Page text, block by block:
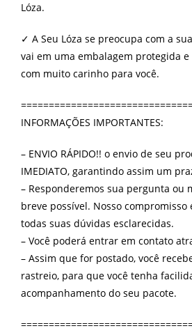
Lóza.
✓ A Seu Lóza se preocupa com a
vai em uma embalagem protegida
com muito carinho para você.
INFORMAÇÕES IMPORTANTES:
– ENVIO RÁPIDO!! o envio de seu
IMEDIATO, garantindo assim um
– Responderemos sua pergunta ou
breve possível. Nosso compromisso
todas suas dúvidas esclarecidas.
– Você poderá entrar em contato
– Assim que for postado, você
rastreio, para que você tenha
acompanhamento do seu pacote.